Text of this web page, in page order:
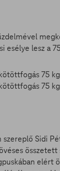
esélye lesz a
75
75
Sidi
elért